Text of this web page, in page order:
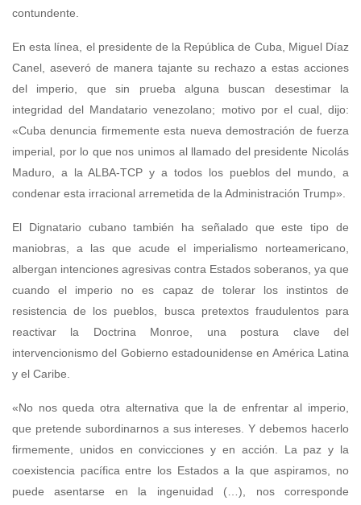
contundente.
En esta línea, el presidente de la República de Cuba, Miguel Díaz
Canel, aseveró de manera tajante su rechazo a estas acciones
del imperio, que sin prueba alguna buscan desestimar la
integridad del Mandatario venezolano; motivo por el cual, dijo:
«Cuba denuncia firmemente esta nueva demostración de fuerza
imperial, por lo que nos unimos al llamado del presidente Nicolás
Maduro, a la ALBA-TCP y a todos los pueblos del mundo, a
condenar esta irracional arremetida de la Administración Trump».
El Dignatario cubano también ha señalado que este tipo de
maniobras, a las que acude el imperialismo norteamericano,
albergan intenciones agresivas contra Estados soberanos, ya que
cuando el imperio no es capaz de tolerar los instintos de
resistencia de los pueblos, busca pretextos fraudulentos para
reactivar la Doctrina Monroe, una postura clave del
intervencionismo del Gobierno estadounidense en América Latina
y el Caribe.
«No nos queda otra alternativa que la de enfrentar al imperio,
que pretende subordinarnos a sus intereses. Y debemos hacerlo
firmemente, unidos en convicciones y en acción. La paz y la
coexistencia pacífica entre los Estados a la que aspiramos, no
puede asentarse en la ingenuidad (…), nos corresponde